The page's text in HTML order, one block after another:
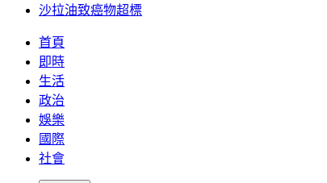
沙拉油致癌物超標
首頁
即時
生活
政治
娛樂
國際
社會